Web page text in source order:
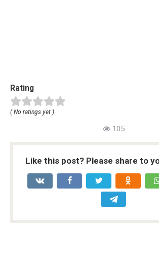
Rating
( No ratings yet )
105
Like this post? Please share to